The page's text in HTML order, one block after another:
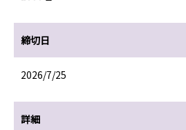
締切日
2026/7/25
詳細